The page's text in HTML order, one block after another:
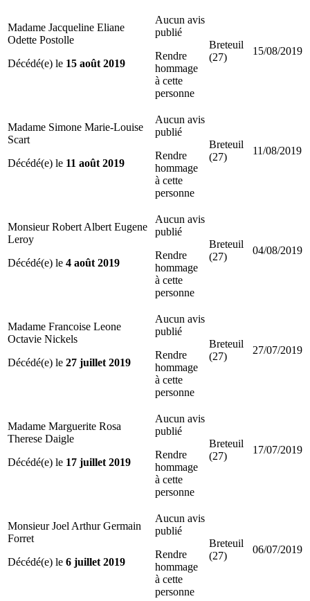
Madame Jacqueline Eliane
Odette Postolle
Décédé(e) le 15 août 2019
Aucun avis
publié
Rendre
hommage
à cette
personne
Breteuil
(27)
15/08/2019
Madame Simone Marie-Louise
Scart
Décédé(e) le 11 août 2019
Aucun avis
publié
Rendre
hommage
à cette
personne
Breteuil
(27)
11/08/2019
Monsieur Robert Albert Eugene
Leroy
Décédé(e) le 4 août 2019
Aucun avis
publié
Rendre
hommage
à cette
personne
Breteuil
(27)
04/08/2019
Madame Francoise Leone
Octavie Nickels
Décédé(e) le 27 juillet 2019
Aucun avis
publié
Rendre
hommage
à cette
personne
Breteuil
(27)
27/07/2019
Madame Marguerite Rosa
Therese Daigle
Décédé(e) le 17 juillet 2019
Aucun avis
publié
Rendre
hommage
à cette
personne
Breteuil
(27)
17/07/2019
Monsieur Joel Arthur Germain
Forret
Décédé(e) le 6 juillet 2019
Aucun avis
publié
Rendre
hommage
à cette
personne
Breteuil
(27)
06/07/2019